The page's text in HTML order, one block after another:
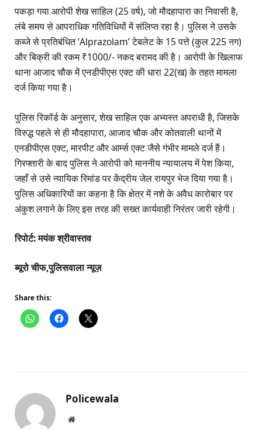
​पकड़ा गया आरोपी शेख साहिल (25 वर्ष), जो मौदहापारा का निवासी है,
लंबे समय से आपराधिक गतिविधियों में संलिप्त रहा है। पुलिस ने उसके
कब्जे से प्रतिबंधित ‘Alprazolam’ टेबलेट के 15 पत्ते (कुल 225 नग)
और बिक्री की रकम ₹1000/- नकद बरामद की है। आरोपी के खिलाफ
थाना आजाद चौक में एनडीपीएस एक्ट की धारा 22(ख) के तहत मामला
दर्ज किया गया है।
​पुलिस रिकॉर्ड के अनुसार, शेख साहिल एक अभ्यस्त अपराधी है, जिसके
विरुद्ध पहले से ही मौदहापारा, आजाद चौक और कोतवाली थानों में
एनडीपीएस एक्ट, मारपीट और आर्म्स एक्ट जैसे गंभीर मामले दर्ज हैं।
गिरफ्तारी के बाद पुलिस ने आरोपी को माननीय न्यायालय में पेश किया,
जहाँ से उसे न्यायिक रिमांड पर केंद्रीय जेल रायपुर भेज दिया गया है।
पुलिस अधिकारियों का कहना है कि क्षेत्र में नशे के अवैध कारोबार पर
अंकुश लगाने के लिए इस तरह की सख्त कार्यवाही निरंतर जारी रहेगी।
रिपोर्ट: मयंक श्रीवास्तव
ब्यूरो चीफ,पुलिसवाला न्यूज़
Share this:
Policewala
Website